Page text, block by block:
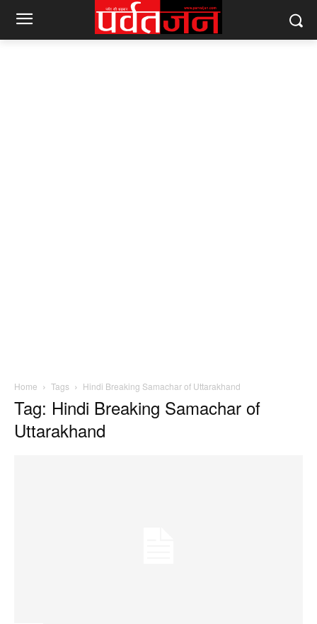
Home Tags Hindi Breaking Samachar of Uttarakhand
Tag: Hindi Breaking Samachar of
Uttarakhand